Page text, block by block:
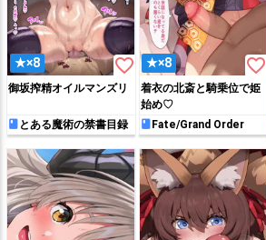
★×8 favorite_border
御坂搾精オイルマンズリ
とある魔術の禁書目録
★×8 favorite_border
着衣の北斎と騎乗位で姫
始め♡
Fate/Grand Order